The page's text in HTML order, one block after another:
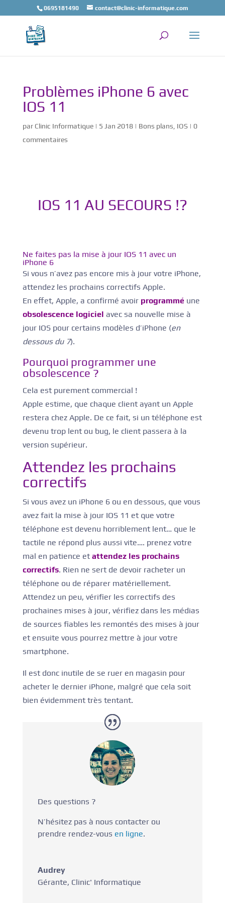
0695181490 contact@clinic-informatique.com
Problèmes iPhone 6 avec
IOS 11
par Clinic Informatique| 5 Jan 2018| Bons plans IOS| 0
commentaires
IOS 11 AU SECOURS !?
Ne faites pas la mise à jour IOS 11 avec un
iPhone 6
Si vous n’avez pas encore mis à jour votre iPhone,
attendez les prochains correctifs Apple.
En effet, Apple, a confirmé avoir programmé une
obsolescence logiciel avec sa nouvelle mise à
jour IOS pour certains modèles d’iPhone (en
dessous du 7).
Pourquoi programmer une
obsolescence ?
Cela est purement commercial !
Apple estime, que chaque client ayant un Apple
restera chez Apple. De ce fait, si un téléphone est
devenu trop lent ou bug, le client passera à la
version supérieur.
Attendez les prochains
correctifs
Si vous avez un iPhone 6 ou en dessous, que vous
avez fait la mise à jour IOS 11 et que votre
téléphone est devenu horriblement lent… que le
tactile ne répond plus aussi vite…. prenez votre
mal en patience et attendez les prochains
correctifs. Rien ne sert de devoir racheter un
téléphone ou de réparer matériellement.
Attendez un peu, vérifier les correctifs des
prochaines mises à jour, vérifiez dans les médias
de sources fiables les remontés des mises à jour
et ensuite vous pourrez mettre à jour votre
smartphone.
Il est donc inutile de se ruer en magasin pour
acheter le dernier iPhone, malgré que cela soit
bien évidemment très tentant.
Des questions ?
N’hésitez pas à nous contacter ou
prendre rendez-vous en ligne.
Audrey
Gérante, Clinic' Informatique